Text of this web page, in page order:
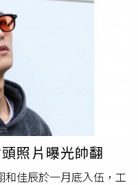
下去狂虧：「可以潑水
」遊戲時，Ozone更是
果十足。最終由文廷高
財金」，讓團員們看了
廷哥了！」其餘四人則
「無名小站風格照」。
，今年對團體而言迎來
歸後，能舉辦演唱會；
出個人作品與粉絲見
年初一計畫是「吃舒芙
樣也不錯！」Ozone不忘
照片曝光帥翻
和佳辰於一月底入伍，工